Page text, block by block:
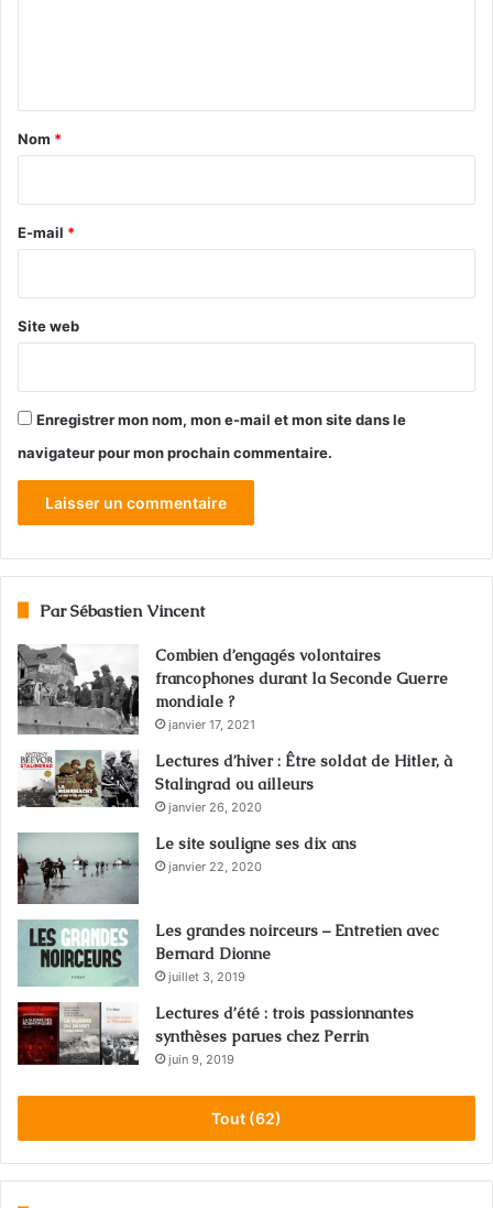
a
e
Nom *
E-mail *
Site web
Enregistrer mon nom, mon e-mail et mon site dans le
navigateur pour mon prochain commentaire.
Par Sébastien Vincent
Combien d’engagés volontaires
francophones durant la Seconde Guerre
mondiale ?
janvier 17, 2021
Lectures d’hiver : Être soldat de Hitler, à
Stalingrad ou ailleurs
janvier 26, 2020
Le site souligne ses dix ans
janvier 22, 2020
Les grandes noirceurs – Entretien avec
Bernard Dionne
juillet 3, 2019
Lectures d’été : trois passionnantes
synthèses parues chez Perrin
juin 9, 2019
Tout (62)